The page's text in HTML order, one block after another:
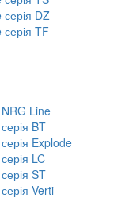
DZ
TF
Line
BT
Explode
LC
ST
Verti